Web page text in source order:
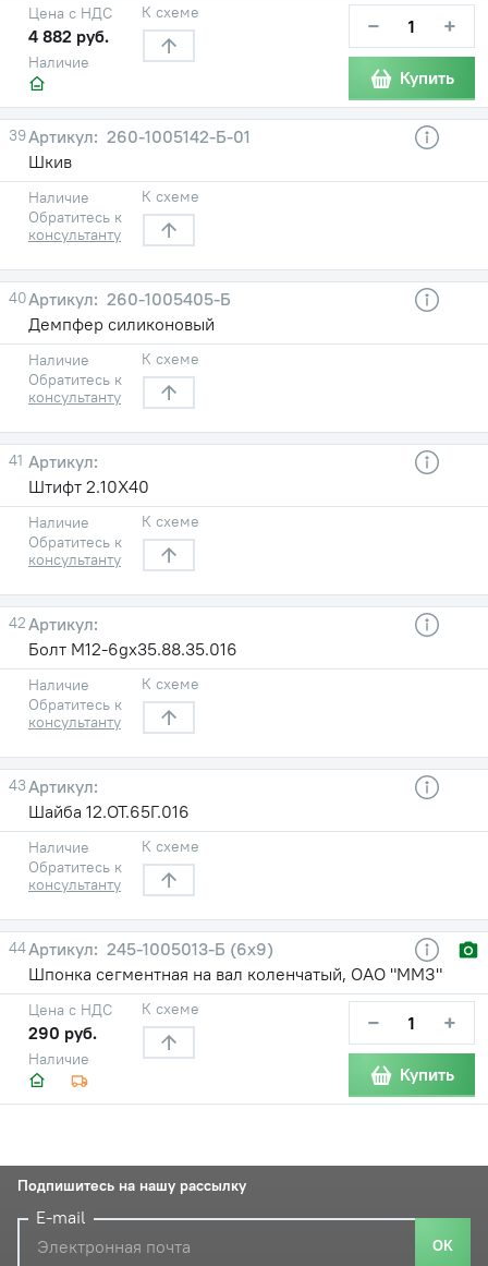
Наличие
Цена с НДС
4 882 руб.
К схеме − +
Купить
39
260-1005142-Б-01
Шкив
Наличие
Обратитесь к
консультанту
К схеме
40
260-1005405-Б
Демпфер силиконовый
Наличие
Обратитесь к
консультанту
К схеме
41
Штифт 2.10Х40
Наличие
Обратитесь к
консультанту
К схеме
42
Болт М12-6gx35.88.35.016
Наличие
Обратитесь к
консультанту
К схеме
43
Шайба 12.ОТ.65Г.016
Наличие
Обратитесь к
консультанту
К схеме
44
245-1005013-Б (6х9)
Шпонка сегментная на вал коленчатый, ОАО "ММЗ"
Наличие
Цена с НДС
290 руб.
К схеме − +
Купить
Подпишитесь на нашу рассылку
E-mail
ОК